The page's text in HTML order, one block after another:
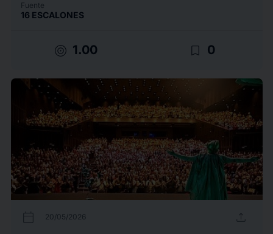
Fuente
16 ESCALONES
target 1.00 bookmark_border 0
calendar_today 20/05/2026 upload